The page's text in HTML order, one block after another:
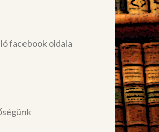
facebook oldala